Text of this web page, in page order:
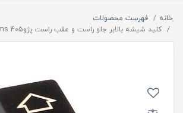
خانه
فهرست محصولات
کلید شیشه بالابر جلو راست و عقب راست پژو405 sms کره